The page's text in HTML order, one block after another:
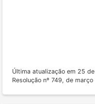
Última atualização em 25
Resolução nº 749, de